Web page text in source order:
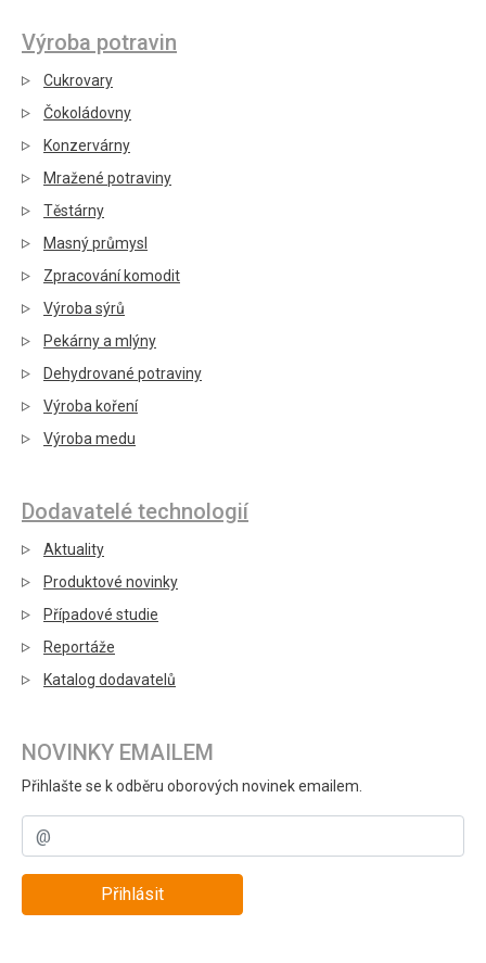
Výroba potravin
Cukrovary
Čokoládovny
Konzervárny
Mražené potraviny
Těstárny
Masný průmysl
Zpracování komodit
Výroba sýrů
Pekárny a mlýny
Dehydrované potraviny
Výroba koření
Výroba medu
Dodavatelé technologií
Aktuality
Produktové novinky
Případové studie
Reportáže
Katalog dodavatelů
NOVINKY EMAILEM
Přihlašte se k odběru oborových novinek emailem.
Přihlásit